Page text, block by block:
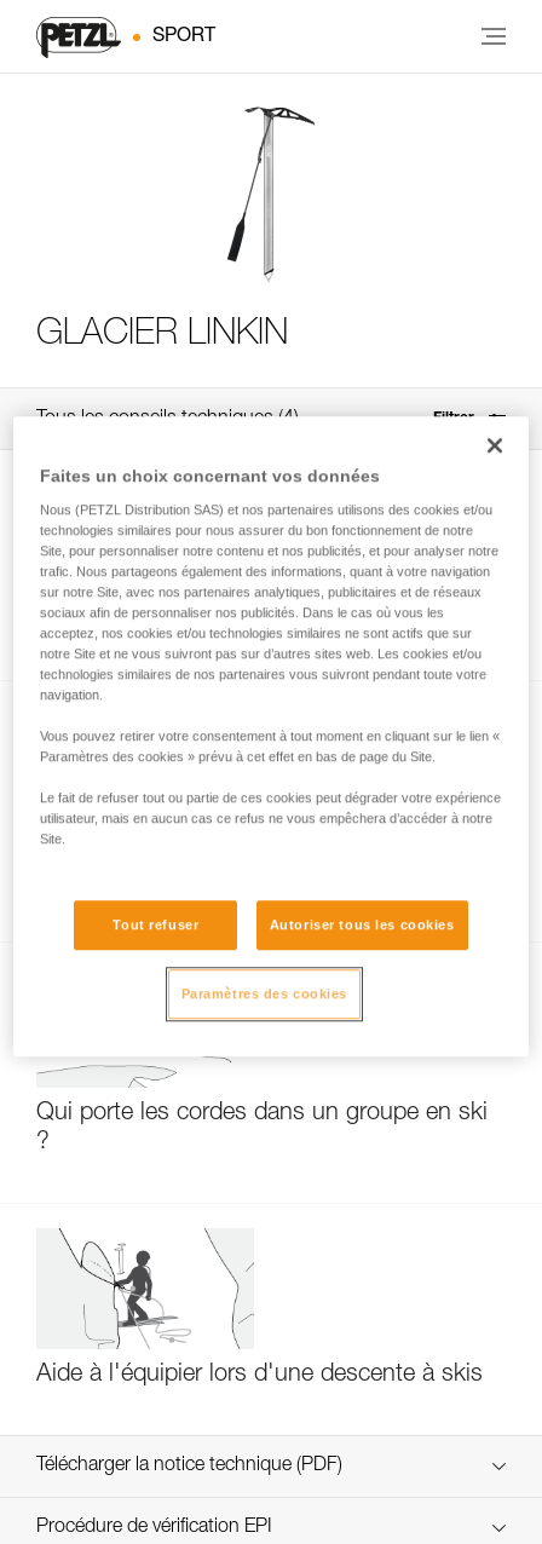
SPORT
GLACIER LINKIN
Tous les conseils techniques 4 Filtrer
Installer un rappel lors d’une descente à skis
Qui porte les cordes dans un groupe en ski
?
Aide à l'équipier lors d'une descente à skis
Télécharger la notice technique (PDF)
Technical Notice
Procédure de vérification EPI
Faites un choix concernant vos données
Nous (PETZL Distribution SAS) et nos partenaires utilisons des cookies et/ou
technologies similaires pour nous assurer du bon fonctionnement de notre
Site, pour personnaliser notre contenu et nos publicités, et pour analyser notre
trafic. Nous partageons également des informations, quant à votre navigation
sur notre Site, avec nos partenaires analytiques, publicitaires et de réseaux
sociaux afin de personnaliser nos publicités. Dans le cas où vous les
acceptez, nos cookies et/ou technologies similaires ne sont actifs que sur
notre Site et ne vous suivront pas sur d’autres sites web. Les cookies et/ou
technologies similaires de nos partenaires vous suivront pendant toute votre
navigation.
Vous pouvez retirer votre consentement à tout moment en cliquant sur le lien «
Paramètres des cookies » prévu à cet effet en bas de page du Site.
Le fait de refuser tout ou partie de ces cookies peut dégrader votre expérience
utilisateur, mais en aucun cas ce refus ne vous empêchera d’accéder à notre
Site.
Tout refuser Autoriser tous les cookies
Paramètres des cookies